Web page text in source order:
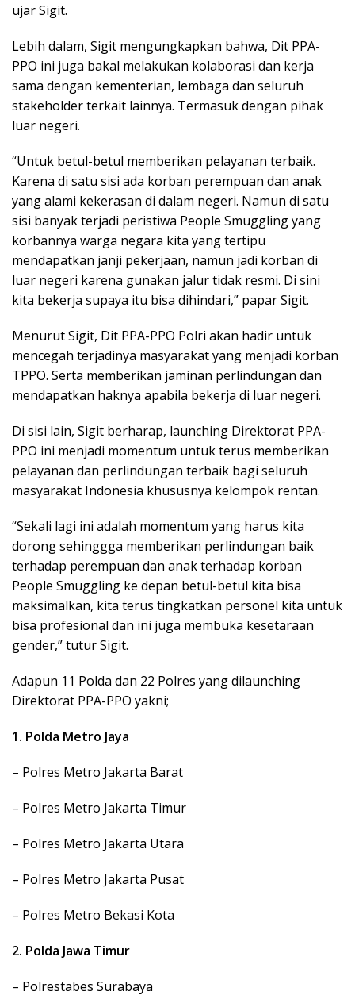
ujar Sigit.
Lebih dalam, Sigit mengungkapkan bahwa, Dit PPA-
PPO ini juga bakal melakukan kolaborasi dan kerja
sama dengan kementerian, lembaga dan seluruh
stakeholder terkait lainnya. Termasuk dengan pihak
luar negeri.
“Untuk betul-betul memberikan pelayanan terbaik.
Karena di satu sisi ada korban perempuan dan anak
yang alami kekerasan di dalam negeri. Namun di satu
sisi banyak terjadi peristiwa People Smuggling yang
korbannya warga negara kita yang tertipu
mendapatkan janji pekerjaan, namun jadi korban di
luar negeri karena gunakan jalur tidak resmi. Di sini
kita bekerja supaya itu bisa dihindari,” papar Sigit.
Menurut Sigit, Dit PPA-PPO Polri akan hadir untuk
mencegah terjadinya masyarakat yang menjadi korban
TPPO. Serta memberikan jaminan perlindungan dan
mendapatkan haknya apabila bekerja di luar negeri.
Di sisi lain, Sigit berharap, launching Direktorat PPA-
PPO ini menjadi momentum untuk terus memberikan
pelayanan dan perlindungan terbaik bagi seluruh
masyarakat Indonesia khususnya kelompok rentan.
“Sekali lagi ini adalah momentum yang harus kita
dorong sehinggga memberikan perlindungan baik
terhadap perempuan dan anak terhadap korban
People Smuggling ke depan betul-betul kita bisa
maksimalkan, kita terus tingkatkan personel kita untuk
bisa profesional dan ini juga membuka kesetaraan
gender,” tutur Sigit.
Adapun 11 Polda dan 22 Polres yang dilaunching
Direktorat PPA-PPO yakni;
1. Polda Metro Jaya
– Polres Metro Jakarta Barat
– Polres Metro Jakarta Timur
– Polres Metro Jakarta Utara
– Polres Metro Jakarta Pusat
– Polres Metro Bekasi Kota
2. Polda Jawa Timur
– Polrestabes Surabaya